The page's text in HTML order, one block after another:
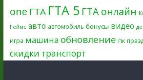
one ГТА ГТА 5 ГТА онлайн
Геймс авто автомобиль бонусы видео
игра машина обновление пк
скидки транспорт